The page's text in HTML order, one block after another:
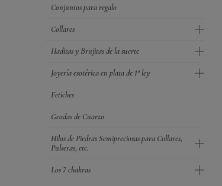
Conjuntos para regalo
Collares
Haditas y Brujitas de la suerte
Joyería esotérica en plata de 1ª ley
Fetiches
Geodas de Cuarzo
Hilos de Piedras Semipreciosas para Collares,
Pulseras, etc.
Los 7 chakras